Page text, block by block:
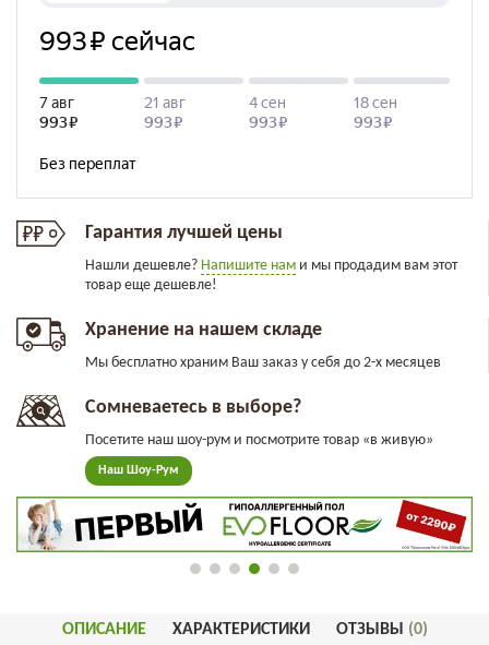
Гарантия лучшей цены
Нашли дешевле? Напишите нам и мы продадим вам этот
товар еще дешевле!
Хранение на нашем складе
Мы бесплатно храним Ваш заказ у себя до 2-х месяцев
Сомневаетесь в выборе?
Посетите наш шоу-рум и посмотрите товар «в живую»
Наш Шоу-Рум
ОПИСАНИЕ ХАРАКТЕРИСТИКИ ОТЗЫВЫ (0)